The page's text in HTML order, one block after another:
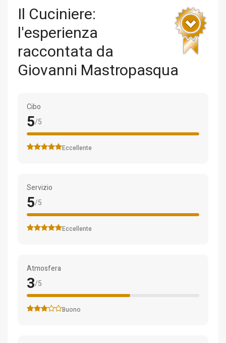
Il Cuciniere:
l'esperienza
raccontata da
Giovanni Mastropasqua
Cibo
5/5
Eccellente
Servizio
5/5
Eccellente
Atmosfera
3/5
Buono